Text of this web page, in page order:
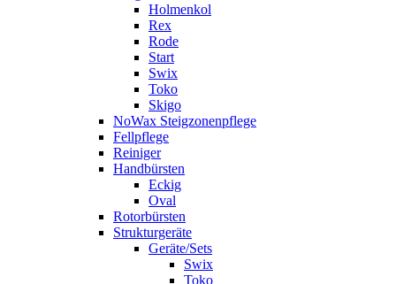
Holmenkol
Rex
Rode
Start
Swix
Toko
Skigo
NoWax Steigzonenpflege
Fellpflege
Reiniger
Handbürsten
Eckig
Oval
Rotorbürsten
Strukturgeräte
Geräte/Sets
Swix
Toko